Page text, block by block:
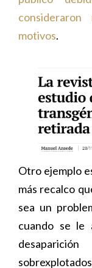
motivos.
Otro ejemplo
más recalco
sea un
cuando se le